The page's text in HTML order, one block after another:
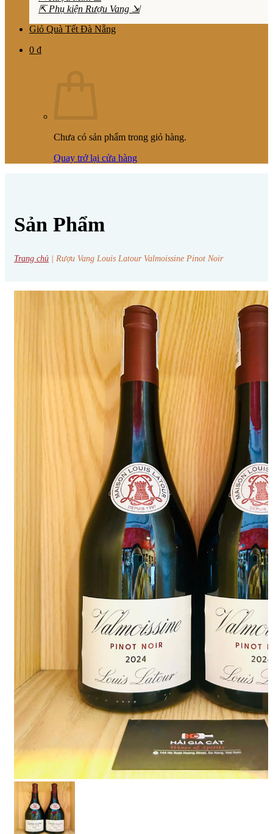
⇱ Phụ kiện Rượu Vang ⇲
Giỏ Quà Tết Đà Nẵng
0 ₫
Chưa có sản phẩm trong giỏ hàng.
Quay trở lại cửa hàng
Sản Phẩm
Trang chủ Rượu Vang Louis Latour Valmoissine Pinot Noir